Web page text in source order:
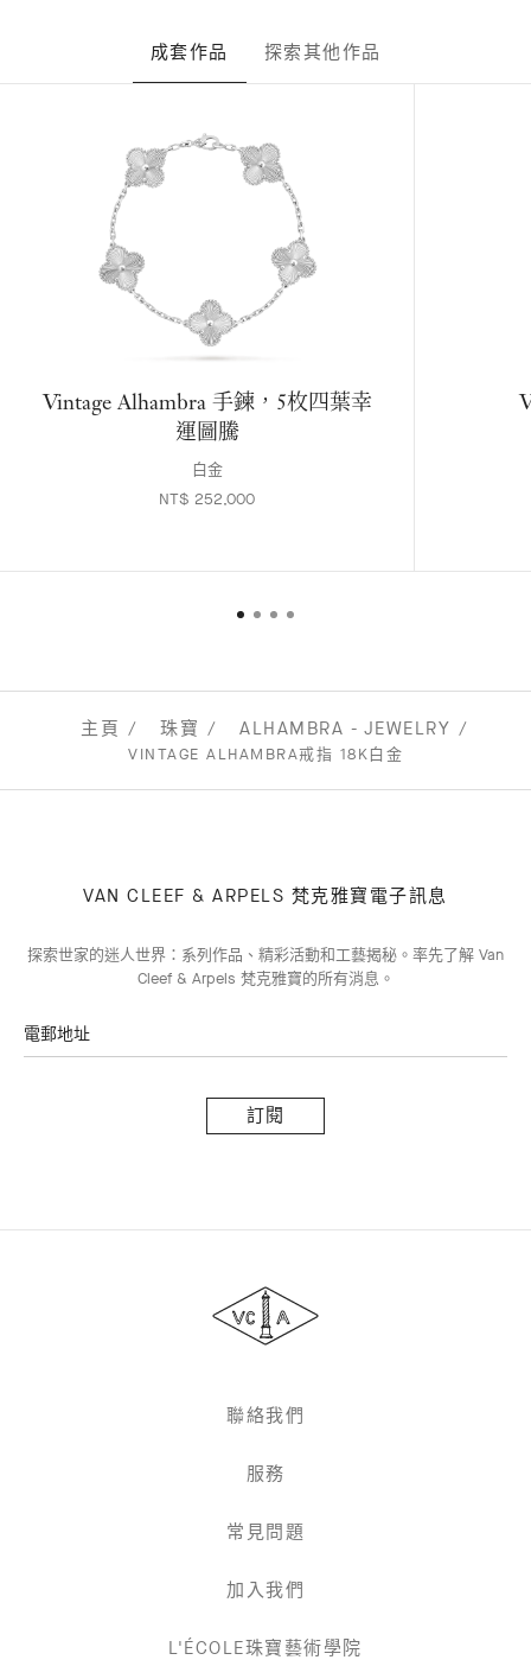
成套作品 探索其他作品
Vintage Alhambra 手鍊，5枚四葉幸
運圖騰
白金
NT$ 252,000
主頁 珠寶 ALHAMBRA - JEWELRY
VINTAGE ALHAMBRA戒指 18K白金
VAN CLEEF & ARPELS 梵克雅寶電子訊息
探索世家的迷人世界：系列作品、精彩活動和工藝揭秘。率先了解 Van
Cleef & Arpels 梵克雅寶的所有消息。
電郵地址
閱
&
Arpels
梵
雅
寶
聯絡我們
服務
常見問題
加入我們
L'ÉCOLE珠寶藝術學院